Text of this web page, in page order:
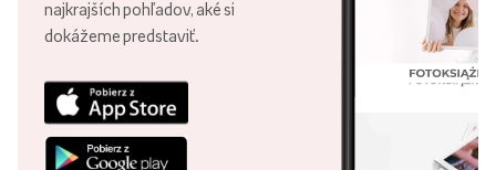
najkrajších pohľadov, aké si
dokážeme predstaviť.